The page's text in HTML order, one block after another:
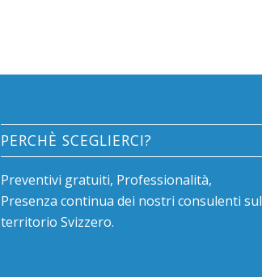
PERCHÈ SCEGLIERCI?
Preventivi gratuiti, Professionalità,
Presenza continua dei nostri consulenti sul
territorio Svizzero.